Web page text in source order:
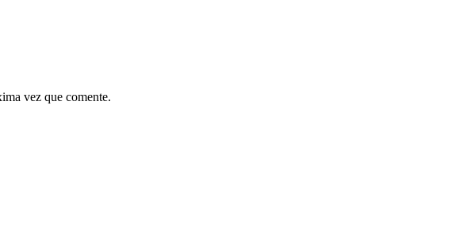
vez que comente.